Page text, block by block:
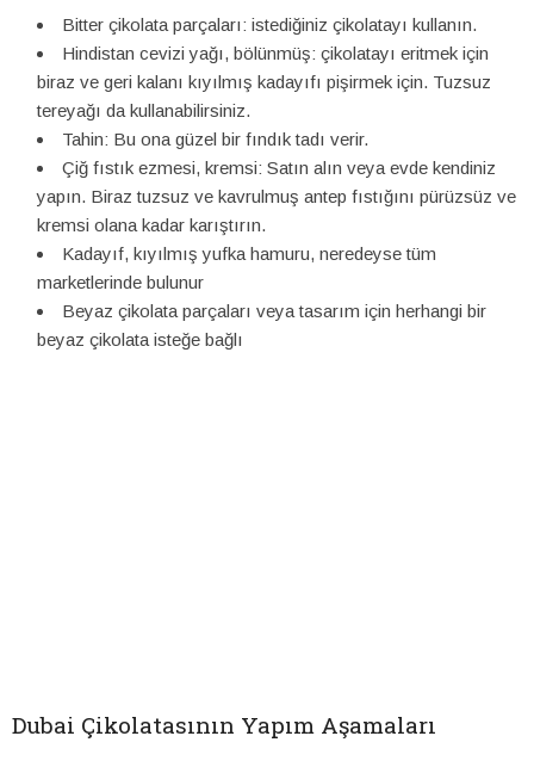
Bitter çikolata parçaları: istediğiniz çikolatayı kullanın.
Hindistan cevizi yağı, bölünmüş: çikolatayı eritmek için
biraz ve geri kalanı kıyılmış kadayıfı pişirmek için. Tuzsuz
tereyağı da kullanabilirsiniz.
Tahin: Bu ona güzel bir fındık tadı verir.
Çiğ fıstık ezmesi, kremsi: Satın alın veya evde kendiniz
yapın. Biraz tuzsuz ve kavrulmuş antep fıstığını pürüzsüz ve
kremsi olana kadar karıştırın.
Kadayıf, kıyılmış yufka hamuru, neredeyse tüm
marketlerinde bulunur
Beyaz çikolata parçaları veya tasarım için herhangi bir
beyaz çikolata isteğe bağlı
Dubai Çikolatasının Yapım Aşamaları